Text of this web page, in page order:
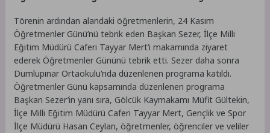
Törenin ardından alandaki öğretmenlerin, 24 Kasım
Öğretmenler Günü’nü tebrik eden Başkan Sezer, İlçe Milli
Eğitim Müdürü Caferi Tayyar Mert’i makamında ziyaret
ederek Öğretmenler Gününü tebrik etti. Sezer daha sonra
Dumlupınar Ortaokulu’nda düzenlenen programa katıldı.
Öğretmenler Günü kapsamında düzenlenen programa
Başkan Sezer’in yanı sıra, Gölcük Kaymakamı Müfit Gültekin,
İlçe Milli Eğitim Müdürü Caferi Tayyar Mert, Gençlik ve Spor
İlçe Müdürü Hasan Ceylan, öğretmenler, öğrenciler ve veliler